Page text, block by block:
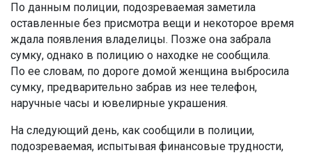
По данным полиции, подозреваемая заметила
оставленные без присмотра вещи и некоторое время
ждала появления владелицы. Позже она забрала
сумку, однако в полицию о находке не сообщила.
По ее словам, по дороге домой женщина выбросила
сумку, предварительно забрав из нее телефон,
наручные часы и ювелирные украшения.
На следующий день, как сообщили в полиции,
подозреваемая, испытывая финансовые трудности,